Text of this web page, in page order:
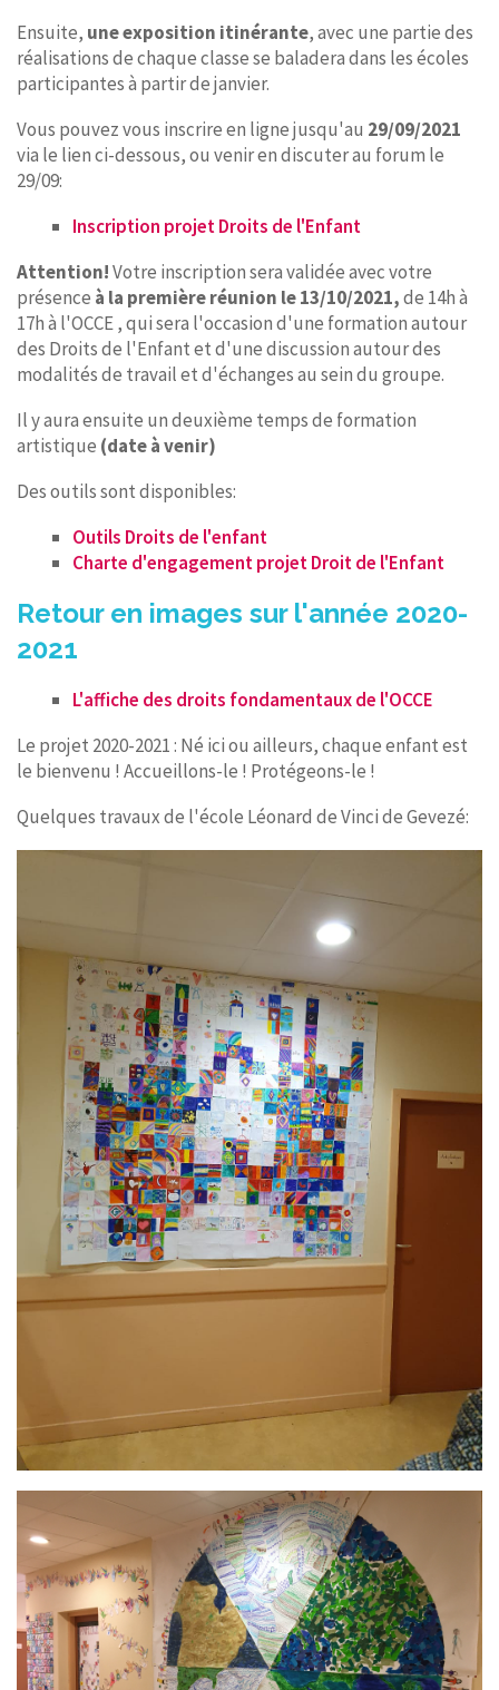
Ensuite, une exposition itinérante, avec une partie des
réalisations de chaque classe se baladera dans les écoles
participantes à partir de janvier.
Vous pouvez vous inscrire en ligne jusqu'au 29/09/2021
via le lien ci-dessous, ou venir en discuter au forum le
29/09:
Inscription projet Droits de l'Enfant
Attention!Votre inscription sera validée avec votre
présence à la première réunion le 13/10/2021,de 14h à
17h à l'OCCE, qui sera l'occasion d'une formation autour
des Droits de l'Enfant et d'une discussion autour des
modalités de travail et d'échanges au sein du groupe.
Il y aura ensuite un deuxième temps de formation
artistique (date à venir)
Des outils sont disponibles:
Outils Droits de l'enfant
Charte d'engagement projet Droit de l'Enfant
Retour en images sur l'année 2020-
2021
L'affiche des droits fondamentaux de l'OCCE
Le projet 2020-2021 : Né ici ou ailleurs, chaque enfant est
le bienvenu ! Accueillons-le ! Protégeons-le !
Quelques travaux de l'école Léonard de Vinci de Gevezé: